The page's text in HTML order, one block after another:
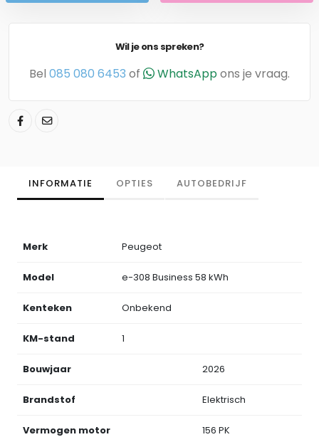
Wil je ons spreken?
Bel 085 080 6453 of WhatsAppons je vraag.
INFORMATIE OPTIES AUTOBEDRIJF
Merk Peugeot
Model e-308 Business 58 kWh
Kenteken Onbekend
KM-stand 1
Bouwjaar 2026
Brandstof Elektrisch
Vermogen motor 156 PK